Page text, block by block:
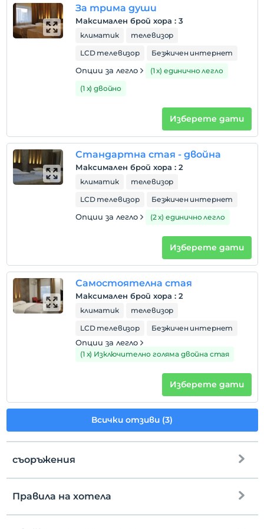
настаняване
След 12:00
домашен любимец
деца
Бебета под 2 не се таксуват
Всяка стая е безплатна за до 1 деца под 6 години
Всяка стая е безплатна за до 2 деца под 6 години
За трима души
Максимален брой хора : 3
климатик
телевизор
LCD телевизор
Безжичен интернет
Опции за легло
(1 х) единично легло
(1 х) двойно
Изберете дати
Стандартна стая - двойна
Максимален брой хора : 2
климатик
телевизор
LCD телевизор
Безжичен интернет
Опции за легло (2 х) единично легло
Изберете дати
Самостоятелна стая
Максимален брой хора : 2
климатик
телевизор
LCD телевизор
Безжичен интернет
Опции за легло
(1 х) Изключително голяма двойна стая
Изберете дати
Всички отзиви (3)
съоръжения
Правила на хотела
настаняване